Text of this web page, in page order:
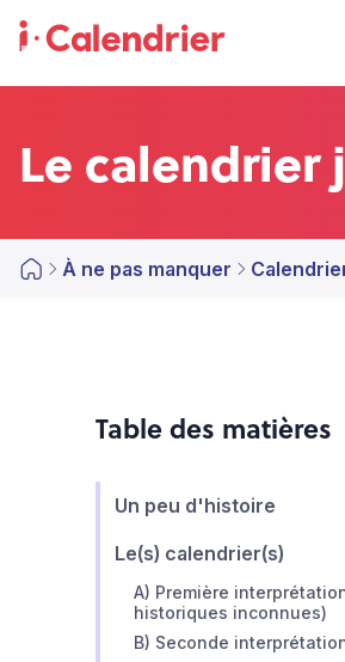
Le calendrier
À ne pas manquer
Table des matières
Un peu d'histoire
Le(s) calendrier(s)
A) Première
historiques inconnues)
B) Seconde